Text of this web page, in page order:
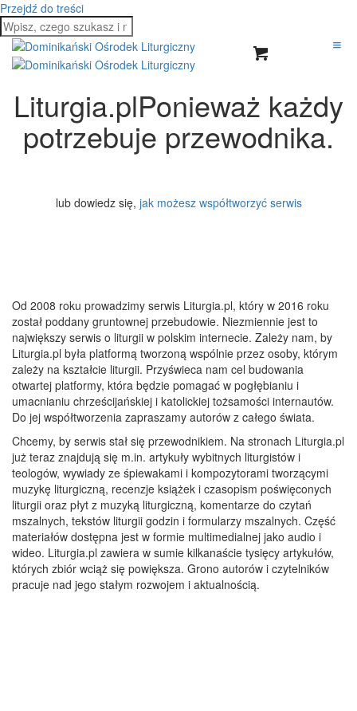
Przejdź do treści
Liturgia.plPonieważ każdy
potrzebuje przewodnika.
lub dowiedz się, jak możesz współtworzyć serwis
Od 2008 roku prowadzimy serwis Liturgia.pl, który w 2016 roku
został poddany gruntownej przebudowie. Niezmiennie jest to
największy serwis o liturgii w polskim internecie. Zależy nam, by
Liturgia.pl była platformą tworzoną wspólnie przez osoby, którym
zależy na kształcie liturgii. Przyświeca nam cel budowania
otwartej platformy, która będzie pomagać w pogłębianiu i
umacnianiu chrześcijańskiej i katolickiej tożsamości internautów.
Do jej współtworzenia zapraszamy autorów z całego świata.
Chcemy, by serwis stał się przewodnikiem. Na stronach Liturgia.pl
już teraz znajdują się m.in. artykuły wybitnych liturgistów i
teologów, wywiady ze śpiewakami i kompozytorami tworzącymi
muzykę liturgiczną, recenzje książek i czasopism poświęconych
liturgii oraz płyt z muzyką liturgiczną, komentarze do czytań
mszalnych, tekstów liturgii godzin i formularzy mszalnych. Część
materiałów dostępna jest w formie multimedialnej jako audio i
wideo. Liturgia.pl zawiera w sumie kilkanaście tysięcy artykułów,
których zbiór wciąż się powiększa. Grono autorów i czytelników
pracuje nad jego stałym rozwojem i aktualnością.